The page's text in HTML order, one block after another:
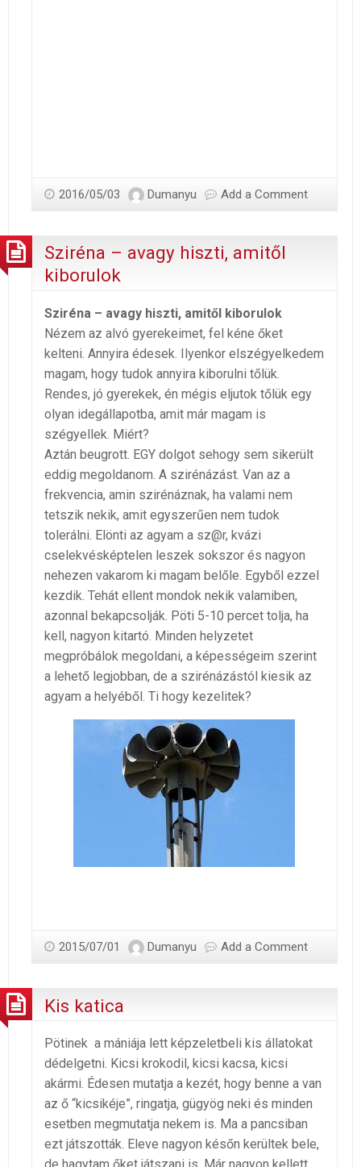
2016/05/03 Dumanyu Add a Comment
Sziréna – avagy hiszti, amitől
kiborulok
Sziréna – avagy hiszti, amitől kiborulok
Nézem az alvó gyerekeimet, fel kéne őket
kelteni. Annyira édesek. Ilyenkor elszégyelkedem
magam, hogy tudok annyira kiborulni tőlük.
Rendes, jó gyerekek, én mégis eljutok tőlük egy
olyan idegállapotba, amit már magam is
szégyellek. Miért?
Aztán beugrott. EGY dolgot sehogy sem sikerült
eddig megoldanom. A szirénázást. Van az a
frekvencia, amin szirénáznak, ha valami nem
tetszik nekik, amit egyszerűen nem tudok
tolerálni. Elönti az agyam a sz@r, kvázi
cselekvésképtelen leszek sokszor és nagyon
nehezen vakarom ki magam belőle. Egyből ezzel
kezdik. Tehát ellent mondok nekik valamiben,
azonnal bekapcsolják. Pöti 5-10 percet tolja, ha
kell, nagyon kitartó. Minden helyzetet
megpróbálok megoldani, a képességeim szerint
a lehető legjobban, de a szirénázástól kiesik az
agyam a helyéből. Ti hogy kezelitek?
2015/07/01 Dumanyu Add a Comment
Kis katica
Pötinek a mániája lett képzeletbeli kis állatokat
dédelgetni. Kicsi krokodil, kicsi kacsa, kicsi
akármi. Édesen mutatja a kezét, hogy benne a van
az ő “kicsikéje”, ringatja, gügyög neki és minden
esetben megmutatja nekem is. Ma a pancsiban
ezt játszották. Eleve nagyon későn kerültek bele,